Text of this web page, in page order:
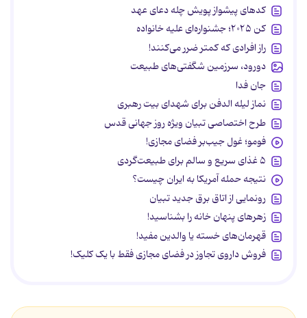
کدهای پیشواز پویش چله دعای عهد
کن ۲۰۲۵؛ جشنواره‌ای علیه خانواده
راز افرادی که کمتر ضرر می‌کنند!
دورود، سرزمین شگفتی‌های طبیعت
جان فدا
نماز لیله الدفن برای شهدای بیت رهبری
طرح اختصاصی تبیان ویژه روز جهانی قدس
فومو؛ غول جیب‌بر فضای مجازی!
۵ غذای سریع و سالم برای طبیعت‌گردی
نتیجه حمله آمریکا به ایران چیست؟
رونمایی از اتاق برق جدید تبیان
زهرهای پنهان خانه را بشناسید!
قهرمان‌های خسته یا والدین مفید!
فروش داروی تجاوز در فضای مجازی فقط با یک کلیک!